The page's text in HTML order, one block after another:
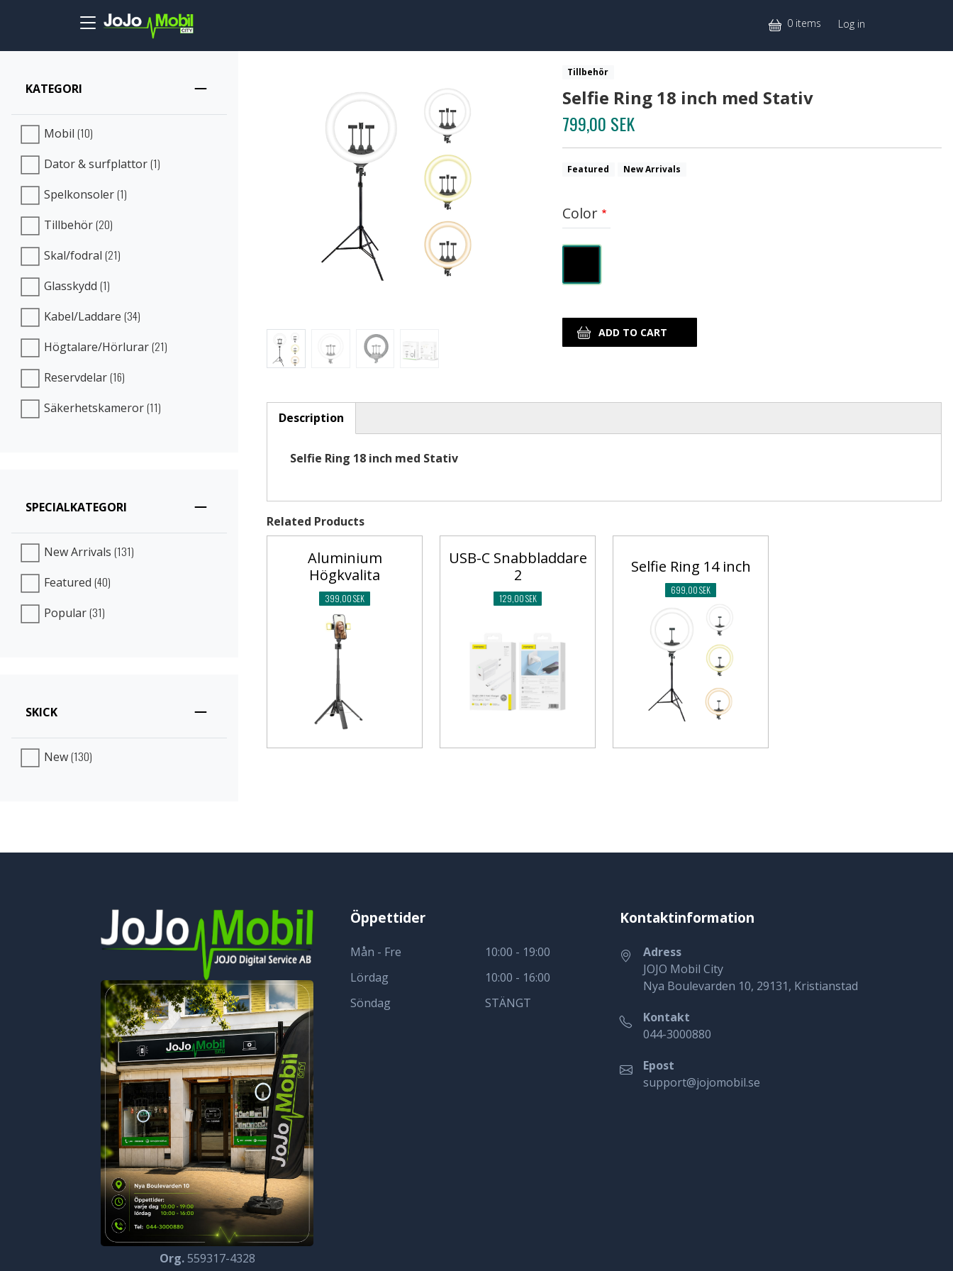
0 items Mitt konto
Log in
Tillbehör
Selfie Ring 18 inch med Stativ
799,00 SEK
Featured New Arrivals
Color
Description
Selfie Ring 18 inch med Stativ
Related Products
Aluminium
Högkvalita
399,00 SEK
USB-C Snabbladdare
2
129,00 SEK
Selfie Ring 14 inch
699,00 SEK
KATEGORI
Mobil (10)
Dator & surfplattor(1)
Spelkonsoler(1)
Tillbehör(20)
Skal/fodral (21)
Glasskydd (1)
Kabel/Laddare (34)
Högtalare/Hörlurar(21)
Reservdelar(16)
Säkerhetskameror(11)
SPECIALKATEGORI
New Arrivals (131)
Featured (40)
Popular(31)
SKICK
New(130)
Org.559317-4328
Öppettider
Mån - Fre
Lördag
Söndag
10:00 - 19:00
10:00 - 16:00
STÄNGT
Kontaktinformation
Adress
JOJO Mobil City
Nya Boulevarden 10, 29131, Kristianstad
Kontakt
044-3000880
Epost
support@jojomobil.se